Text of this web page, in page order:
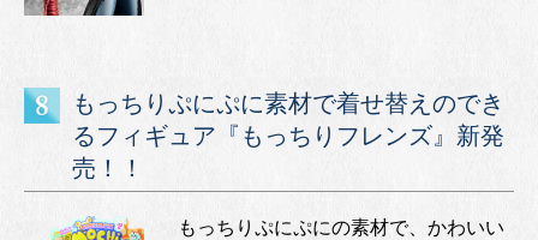
もっちりぷにぷに素材で着せ替えのでき
るフィギュア『もっちりフレンズ』新発
売！！
もっちりぷにぷにの素材で、かわいい